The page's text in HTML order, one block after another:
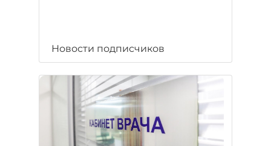
Новости подписчиков